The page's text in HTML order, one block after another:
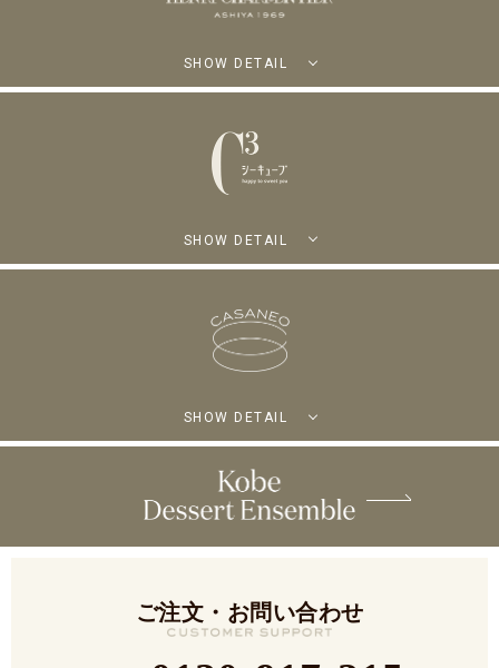
SHOW DETAIL
SHOW DETAIL
SHOW DETAIL
ご注文・お問い合わせ